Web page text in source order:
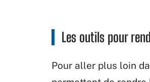
Les outils pour
Pour aller plus loin